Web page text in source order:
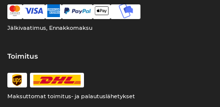
Jälkivaatimus, Ennakkomaksu
Toimitus
Maksuttomat toimitus- ja palautuslähetykset